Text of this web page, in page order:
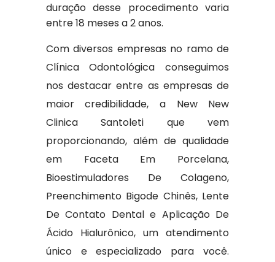
duração desse procedimento varia
entre 18 meses a 2 anos.
Com diversos empresas no ramo de
Clínica Odontológica conseguimos
nos destacar entre as empresas de
maior credibilidade, a New New
Clinica Santoleti que vem
proporcionando, além de qualidade
em Faceta Em Porcelana,
Bioestimuladores De Colageno,
Preenchimento Bigode Chinês, Lente
De Contato Dental e Aplicação De
Ácido Hialurônico, um atendimento
único e especializado para você.